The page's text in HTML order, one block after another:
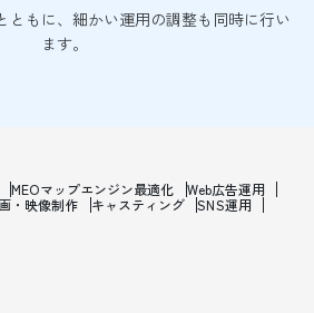
ともに、細かい運用の調整も同時に行い
ます。
MEOマップエンジン最適化
Web広告運用
・映像制作 キャスティング
SNS運用